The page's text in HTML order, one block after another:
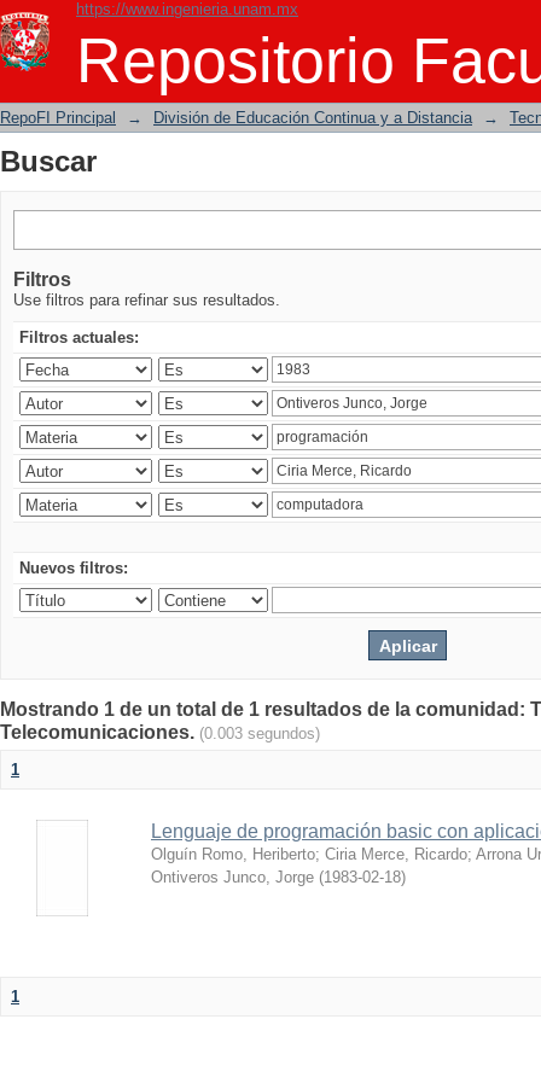
https://www.ingenieria.unam.mx
Repositorio
Buscar
RepoFI Principal → División de Educación Continua y a Distancia →
Buscar
Filtros
Use filtros para refinar sus resultados.
Filtros actuales:
Nuevos filtros:
Mostrando 1 de un total de 1 resultados de la comunidad:
Telecomunicaciones. (0.003 segundos)
1
Lenguaje de programación basic con
Olguín Romo, Heriberto; Ciria Merce, Ricardo; Arrona
Ontiveros Junco, Jorge (1983-02-18)
1